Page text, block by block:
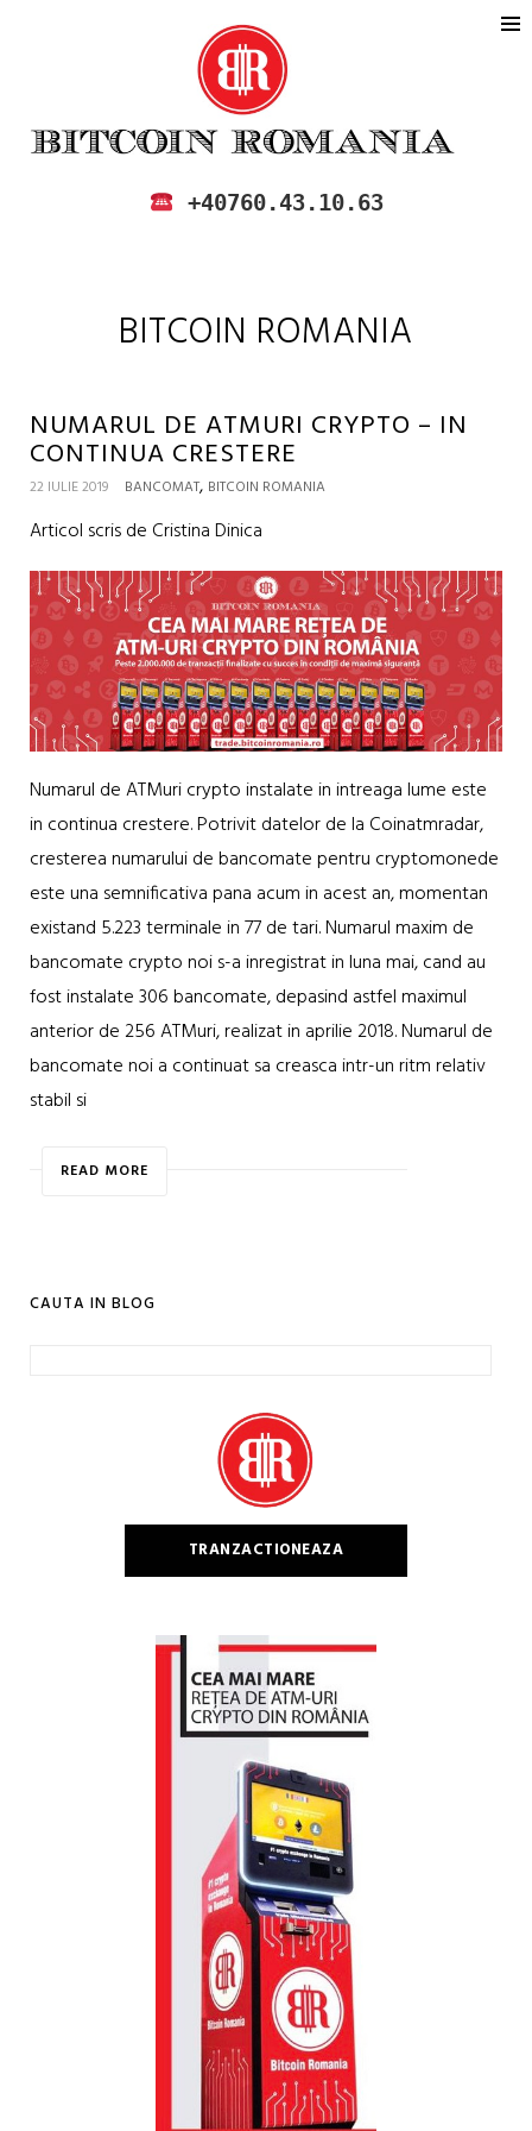
BITCOIN ROMANIA
CUMPARA SI VINDE BITCOIN IN
+40760.43.10.63
BITCOIN ROMANIA
NUMARUL DE ATMURI CRYPTO – IN
CONTINUA CRESTERE
22 IULIE 2019 BANCOMAT, BITCOIN ROMANIA
Articol scris de Cristina Dinica
Numarul de ATMuri crypto instalate in intreaga lume este
in continua crestere. Potrivit datelor de la Coinatmradar,
cresterea numarului de bancomate pentru cryptomonede
este una semnificativa pana acum in acest an, momentan
existand 5.223 terminale in 77 de tari. Numarul maxim de
bancomate crypto noi s-a inregistrat in luna mai, cand au
fost instalate 306 bancomate, depasind astfel maximul
anterior de 256 ATMuri, realizat in aprilie 2018. Numarul de
bancomate noi a continuat sa creasca intr-un ritm relativ
stabil si
READ MORE
CAUTA IN BLOG
TRANZACTIONEAZA